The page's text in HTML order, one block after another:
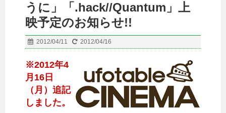
うに」「.hack//Quantum」上
映予定のお知らせ!!
2012/04/11 2012/04/16
※2012年4
月16日
（月）追記
しました。